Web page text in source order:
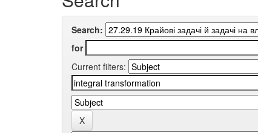
Search:
for
Current filters: